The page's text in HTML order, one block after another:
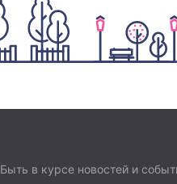
Быть в курсе новостей и